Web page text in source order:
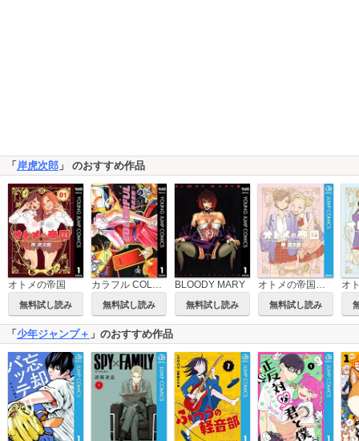
「岸虎次郎 」 のおすすめ作品
オトメの帝国
無料試し読み
カラフル COLORFUL
無料試し読み
BLOODY MARY
無料試し読み 無料試し読み
「 少年ジャンプ＋ 」のおすすめ作品